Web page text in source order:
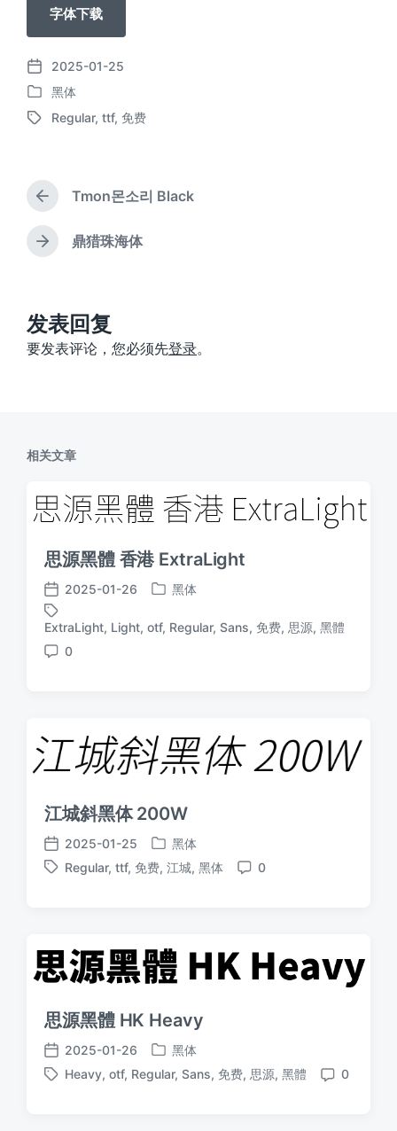
字体下载
发
布
日
2025-01-25
发
布
黑体
标
Regular, ttf, 免费
上
篇
文
章
Tmon몬소리 Black
下
：
鼎猎珠海体
发表回复
要发表评论，您必须先登录。
相关文章
思源黑體 香港 ExtraLight
发
布
日
期
2025-01-26
发
于
黑体
标
签
ExtraLight, Light, otf, Regular, Sans, 免费, 思源, 黑體
评
0
江城斜黑体 200W
发
布
2025-01-25
发
布
黑体
标
Regular, ttf, 免费, 江城, 黑体
评
0
思源黑體 HK Heavy
发
布
2025-01-26
发
布
黑体
标
Heavy, otf, Regular, Sans, 免费, 思源, 黑體
评
0